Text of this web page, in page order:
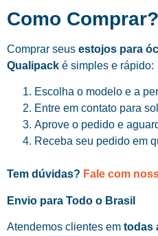
Como Comprar?
Comprar seus estojos para
Qualipack é simples e rápido:
Escolha o modelo e a
Entre em contato para
Aprove o pedido e
Receba seu pedido em
Tem dúvidas? Fale com
Envio para Todo o Brasil
Atendemos clientes em todas